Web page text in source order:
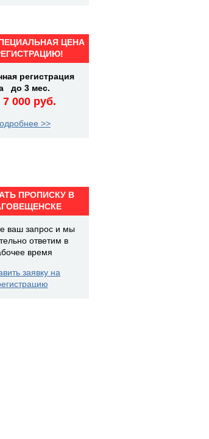
ЦЕНА
регистрация
до 3 мес.
7 000 руб.
>>
ПРОПИСКУ В
ваш запрос и мы
ответим в
время
заявку на